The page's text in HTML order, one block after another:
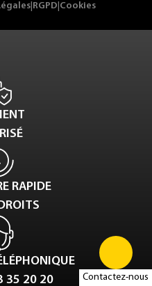
Contactez-nous
RGPD Cookies
RAPIDE
35 20 20